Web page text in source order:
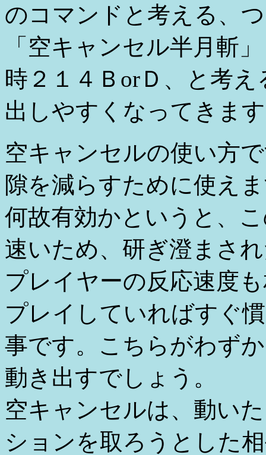
のコマンドと考える、
「空キャンセル半月斬
時２１４ＢorＤ、と考え
出しやすくなってきま
空キャンセルの使い方
隙を減らすために使え
何故有効かというと、
速いため、研ぎ澄まさ
プレイヤーの反応速度
プレイしていればすぐ
事です。こちらがわず
動き出すでしょう。
空キャンセルは、動い
ションを取ろうとした